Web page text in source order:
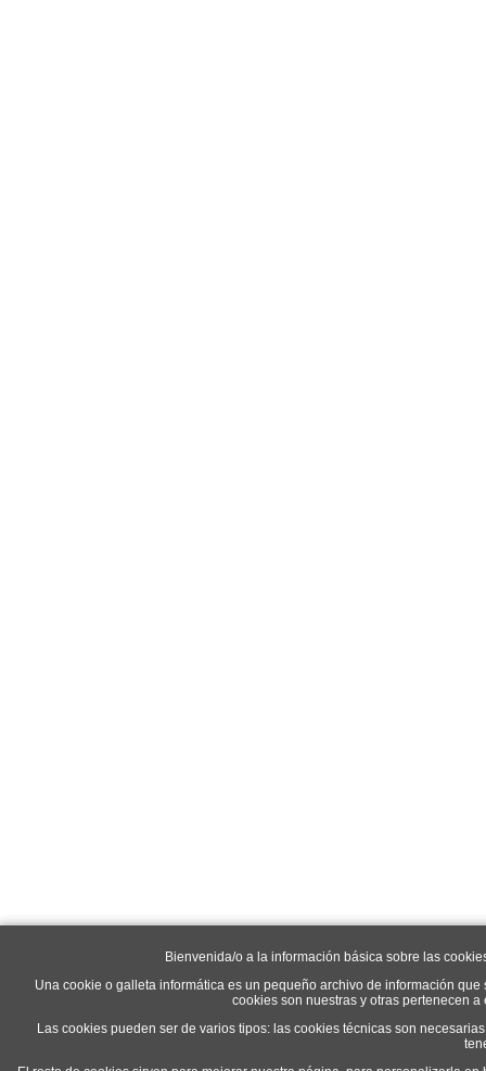
Bienvenida/o a la información básica sobre las
Una cookie o galleta informática es un pequeño archivo de información
cookies son nuestras y otras pertenecen
Las cookies pueden ser de varios tipos: las cookies técnicas son